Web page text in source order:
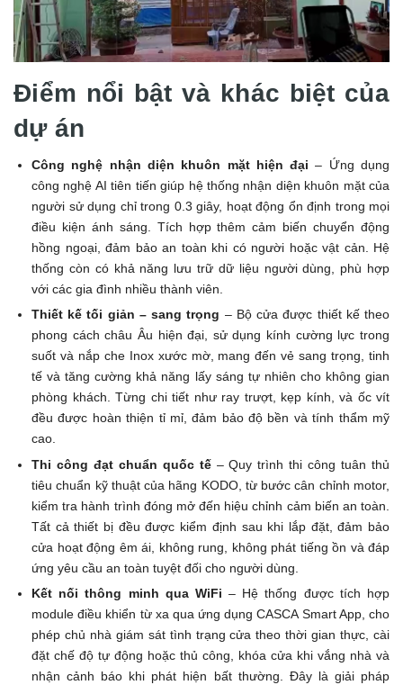
Điểm nổi bật và khác biệt của
dự án
Công nghệ nhận diện khuôn mặt hiện đại – Ứng dụng
công nghệ AI tiên tiến giúp hệ thống nhận diện khuôn mặt của
người sử dụng chỉ trong 0.3 giây, hoạt động ổn định trong mọi
điều kiện ánh sáng. Tích hợp thêm cảm biến chuyển động
hồng ngoại, đảm bảo an toàn khi có người hoặc vật cản. Hệ
thống còn có khả năng lưu trữ dữ liệu người dùng, phù hợp
với các gia đình nhiều thành viên.
Thiết kế tối giản – sang trọng – Bộ cửa được thiết kế theo
phong cách châu Âu hiện đại, sử dụng kính cường lực trong
suốt và nắp che Inox xước mờ, mang đến vẻ sang trọng, tinh
tế và tăng cường khả năng lấy sáng tự nhiên cho không gian
phòng khách. Từng chi tiết như ray trượt, kẹp kính, và ốc vít
đều được hoàn thiện tỉ mỉ, đảm bảo độ bền và tính thẩm mỹ
cao.
Thi công đạt chuẩn quốc tế– Quy trình thi công tuân thủ
tiêu chuẩn kỹ thuật của hãng KODO, từ bước cân chỉnh motor,
kiểm tra hành trình đóng mở đến hiệu chỉnh cảm biến an toàn.
Tất cả thiết bị đều được kiểm định sau khi lắp đặt, đảm bảo
cửa hoạt động êm ái, không rung, không phát tiếng ồn và đáp
ứng yêu cầu an toàn tuyệt đối cho người dùng.
Kết nối thông minh qua WiFi – Hệ thống được tích hợp
module điều khiển từ xa qua ứng dụng CASCA Smart App, cho
phép chủ nhà giám sát tình trạng cửa theo thời gian thực, cài
đặt chế độ tự động hoặc thủ công, khóa cửa khi vắng nhà và
nhận cảnh báo khi phát hiện bất thường. Đây là giải pháp